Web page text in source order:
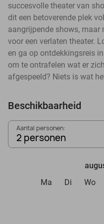
succesvolle theater van
dit een betoverende plek
aangrijpende shows,
voor een verlaten theater.
en ga op ontdekkingsreis
om te ontrafelen wat er
afgespeeld? Niets is wat
Beschikbaarheid
Aantal personen:
2 personen
Ma
Di Wo